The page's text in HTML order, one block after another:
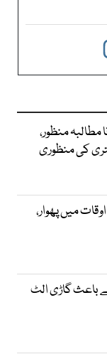
مطالبہ منظور،
کی منظوری
میں پھوار،
کے باعث گاڑی الٹ